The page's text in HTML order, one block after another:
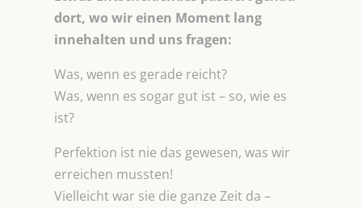
dort, wo wir einen Moment lang
innehalten und uns fragen:
Was, wenn es gerade reicht?
Was, wenn es sogar gut ist – so, wie es
ist?
Perfektion ist nie das gewesen, was wir
erreichen mussten!
Vielleicht war sie die ganze Zeit da –